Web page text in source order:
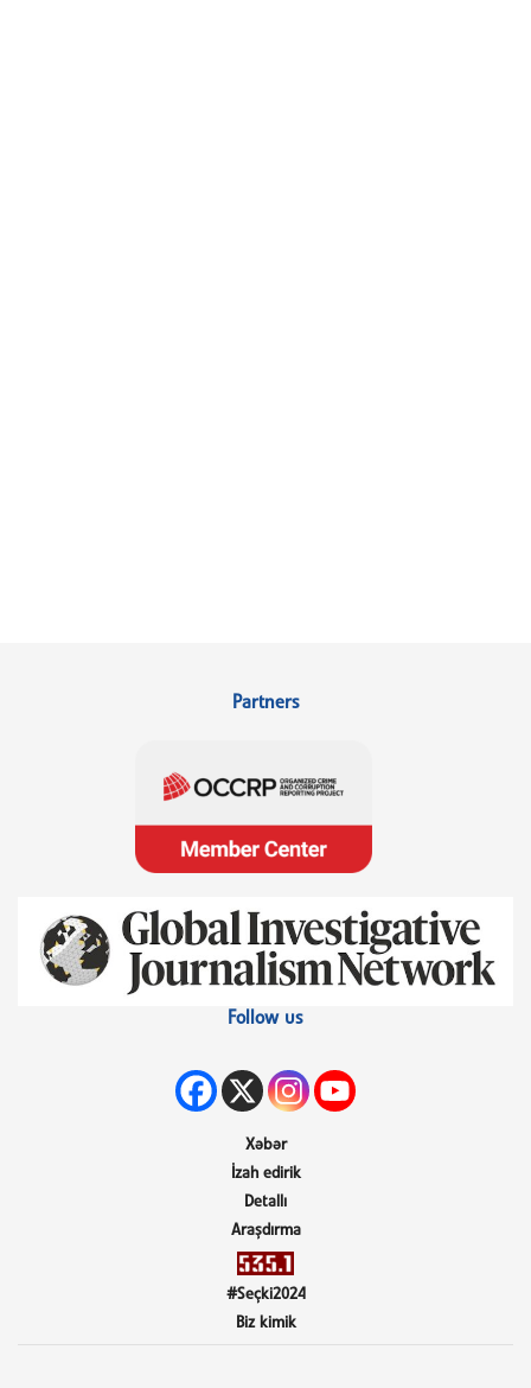
Partners
Follow us
Xəbər
İzah edirik
Detallı
Araşdırma
#Seçki2024
Biz kimik